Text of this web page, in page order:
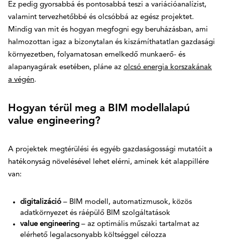
Ez pedig gyorsabbá és pontosabbá teszi a variációanalízist,
valamint tervezhetőbbé és olcsóbbá az egész projektet.
Mindig van mit és hogyan megfogni egy beruházásban, ami
halmozottan igaz a bizonytalan és kiszámíthatatlan gazdasági
környezetben, folyamatosan emelkedő munkaerő- és
alapanyagárak esetében, pláne az olcsó energia korszakának
a végén.
Hogyan térül meg a BIM modellalapú
value engineering?
A projektek megtérülési és egyéb gazdaságossági mutatóit a
hatékonyság növelésével lehet elérni, aminek két alappillére
van:
digitalizáció – BIM modell, automatizmusok, közös
adatkörnyezet és ráépülő BIM szolgáltatások
value engineering – az optimális műszaki tartalmat az
elérhető legalacsonyabb költséggel célozza